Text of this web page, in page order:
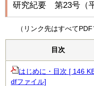
研究紀要 第23号（
（リンク先はすべてPDF
目次
はじめに・目次 [ 146
dfファイル]